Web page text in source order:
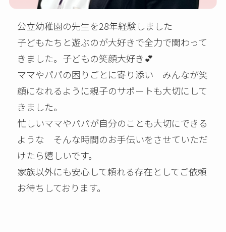
公立幼稚園の先生を28年経験しました
子どもたちと遊ぶのが大好きで全力で関わって
きました。子どもの笑顔大好き💕
ママやパパの困りごとに寄り添い みんなが笑
顔になれるように親子のサポートも大切にして
きました。
忙しいママやパパが自分のことも大切にできる
ような そんな時間のお手伝いをさせていただ
けたら嬉しいです。
家族以外にも安心して頼れる存在としてご依頼
お待ちしております。